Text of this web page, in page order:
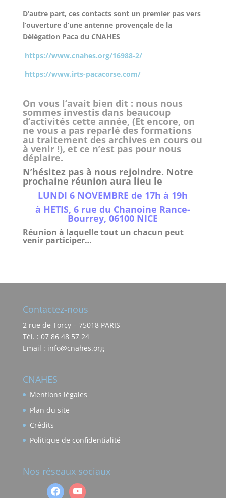
D’autre part, ces contacts sont un premier pas vers
l’ouverture d’une antenne provençale de la
Délégation Paca du CNAHES
https://www.cnahes.org/16988-2/
https://www.irts-pacacorse.com/
On vous l’avait bien dit : nous nous
sommes investis dans beaucoup
d’activités cette année, (Et encore, on
ne vous a pas reparlé des formations
au traitement des archives en cours ou
à venir !), et ce n’est pas pour nous
déplaire.
N’hésitez pas à nous rejoindre. Notre
prochaine réunion aura lieu le
LUNDI 6 NOVEMBRE de 17h à 19h
à HETIS, 6 rue du Chanoine Rance-
Bourrey, 06100 NICE
Réunion à laquelle tout un chacun peut
venir participer…
Contactez-nous
2 rue de Torcy – 75018 PARIS
Tél. : 07 86 48 57 24
Email : info@cnahes.org
CNAHES
Mentions légales
Plan du site
Crédits
Politique de confidentialité
Nos réseaux sociaux